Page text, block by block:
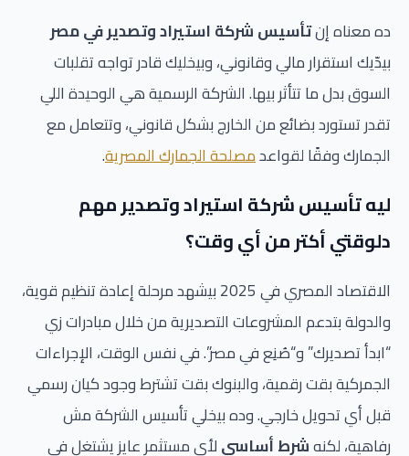
ده معناه إنتأسيس شركة استيراد وتصدير في مصر
بيدّيك استقرار مالي وقانوني، وبيخليك قادر تواجه تقلبات
السوق بدل ما تتأثر بيها. الشركة الرسمية هي الوحيدة اللي
تقدر تستورد بضائع من الخارج بشكل قانوني، وتتعامل مع
الجمارك وفقًا لقواعدمصلحة الجمارك المصرية.
ليه تأسيس شركة استيراد وتصدير مهم
دلوقتي أكتر من أي وقت؟
الاقتصاد المصري في 2025 بيشهد مرحلة إعادة تنظيم قوية،
والدولة بتدعم المشروعات التصديرية من خلال مبادرات زي
“ابدأ تصديرك” و“صُنِع في مصر”. في نفس الوقت، الإجراءات
الجمركية بقت رقمية، والبنوك بقت تشترط وجود كيان رسمي
قبل أي تحويل خارجي. وده بيخلي تأسيس الشركة مش
رفاهية، لكنهشرط أساسيلأي مستثمر عايز يشتغل في